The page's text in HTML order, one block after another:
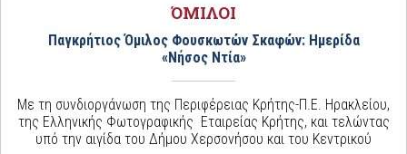
ΌΜΙΛΟΙ
Παγκρήτιος Όμιλος Φουσκωτών Σκαφών: Ημερίδα
«Νήσος Ντία»
Με τη συνδιοργάνωση της Περιφέρειας Κρήτης-Π.Ε. Ηρακλείου,
της Ελληνικής Φωτογραφικής Εταιρείας Κρήτης, και τελώντας
υπό την αιγίδα του Δήμου Χερσονήσου και του Κεντρικού